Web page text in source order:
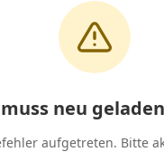
neu
aufgetreten. Bitte